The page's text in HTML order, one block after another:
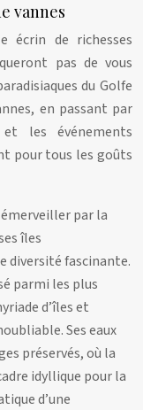
vannes
écrin de richesses
pas de vous
du Golfe
en passant par
les événements
pour tous les goûts
par la
îles
diversité fascinante.
parmi les plus
d’îles et
Ses eaux
préservés, où la
idyllique pour la
d’une